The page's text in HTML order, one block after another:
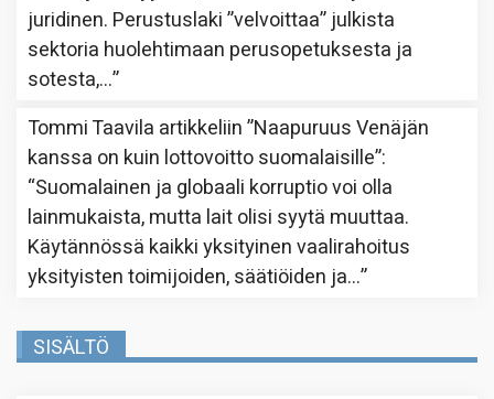
juridinen. Perustuslaki ”velvoittaa” julkista
sektoria huolehtimaan perusopetuksesta ja
sotesta,…”
Tommi Taavila artikkeliin”Naapuruus Venäjän
kanssa on kuin lottovoitto suomalaisille”:
“Suomalainen ja globaali korruptio voi olla
lainmukaista, mutta lait olisi syytä muuttaa.
Käytännössä kaikki yksityinen vaalirahoitus
yksityisten toimijoiden, säätiöiden ja…”
SISÄLTÖ